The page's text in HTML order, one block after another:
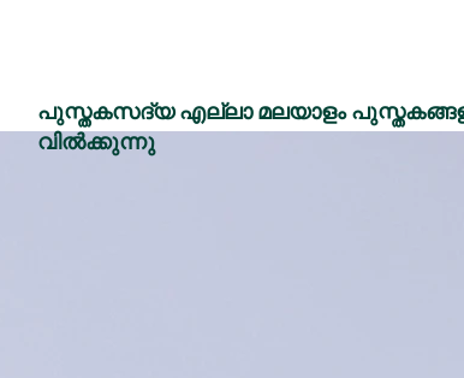
പുസ്തകസദ്യ എല്ലാ മലയാളം
വിൽക്കുന്നു